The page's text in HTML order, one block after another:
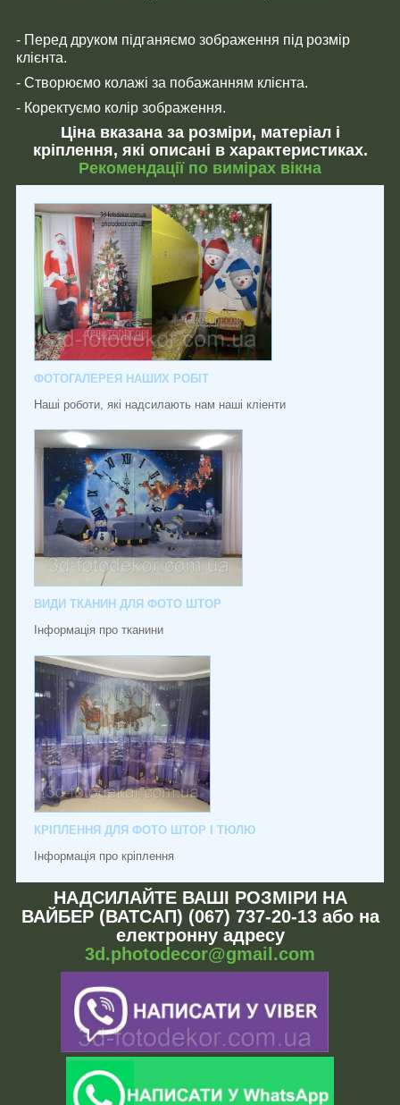
- Перед друком підганяємо зображення під розмір
клієнта.
- Створюємо колажі за побажанням клієнта.
- Коректуємо колір зображення.
Ціна вказана за розміри, матеріал і
кріплення, які описані в характеристиках.
Рекомендації по вимірах вікна
ФОТОГАЛЕРЕЯ НАШИХ РОБІТ
Наші роботи, які надсилають нам наші кліенти
ВИДИ ТКАНИН ДЛЯ ФОТО ШТОР
Інформація про тканини
КРІПЛЕННЯ ДЛЯ ФОТО ШТОР І ТЮЛЮ
Інформація про кріплення
НАДСИЛАЙТЕ ВАШІ РОЗМІРИ НА
ВАЙБЕР (ВАТСАП) (067) 737-20-13 або на
електронну адресу
3d.photodecor@gmail.com